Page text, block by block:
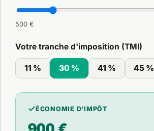
500 €
Votre tranche d'imposition (TMI)
11 % 30 % 41 % 45 %
ÉCONOMIE D'IMPÔT